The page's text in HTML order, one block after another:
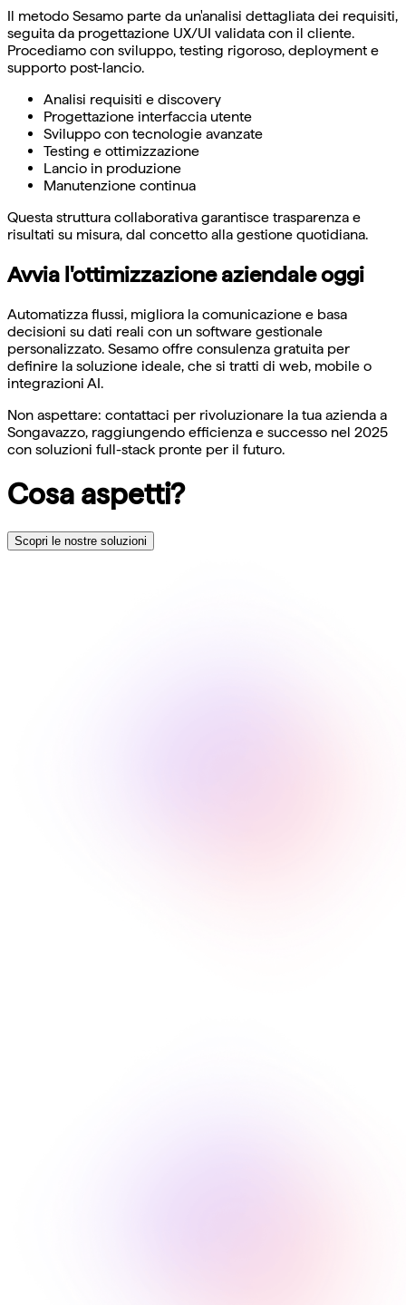
Il metodo Sesamo parte da un'analisi dettagliata dei requisiti,
seguita da progettazione UX/UI validata con il cliente.
Procediamo con sviluppo, testing rigoroso, deployment e
supporto post-lancio.
Analisi requisiti e discovery
Progettazione interfaccia utente
Sviluppo con tecnologie avanzate
Testing e ottimizzazione
Lancio in produzione
Manutenzione continua
Questa struttura collaborativa garantisce trasparenza e
risultati su misura, dal concetto alla gestione quotidiana.
Avvia l'ottimizzazione aziendale oggi
Automatizza flussi, migliora la comunicazione e basa
decisioni su dati reali con un software gestionale
personalizzato. Sesamo offre consulenza gratuita per
definire la soluzione ideale, che si tratti di web, mobile o
integrazioni AI.
Non aspettare: contattaci per rivoluzionare la tua azienda a
Songavazzo, raggiungendo efficienza e successo nel 2025
con soluzioni full-stack pronte per il futuro.
Cosa aspetti?
Scopri le nostre soluzioni